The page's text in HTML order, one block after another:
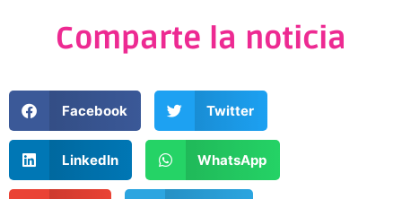
Comparte la noticia
Facebook Twitter
LinkedIn WhatsApp